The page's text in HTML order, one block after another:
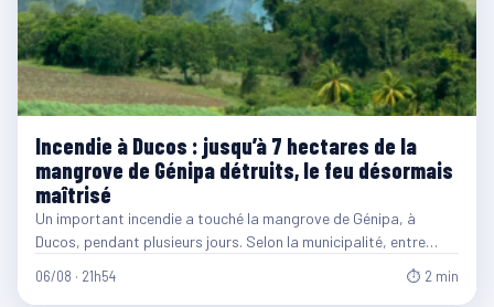
Incendie à Ducos : jusqu’à 7 hectares de la
mangrove de Génipa détruits, le feu désormais
maîtrisé
Un important incendie a touché la mangrove de Génipa, à
Ducos, pendant plusieurs jours. Selon la municipalité, entre…
06/08 · 21h54 ⏱ 2 min